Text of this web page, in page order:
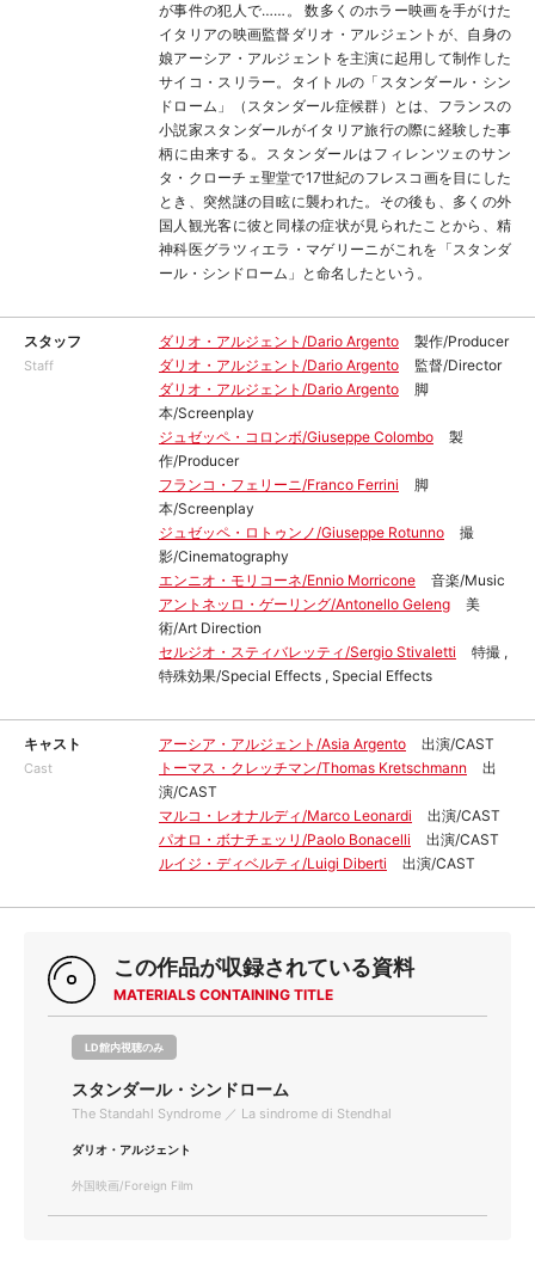
が事件の犯人で……。 数多くのホラー映画を手がけた
イタリアの映画監督ダリオ・アルジェントが、自身の
娘アーシア・アルジェントを主演に起用して制作した
サイコ・スリラー。タイトルの「スタンダール・シン
ドローム」（スタンダール症候群）とは、フランスの
小説家スタンダールがイタリア旅行の際に経験した事
柄に由来する。スタンダールはフィレンツェのサン
タ・クローチェ聖堂で17世紀のフレスコ画を目にした
とき、突然謎の目眩に襲われた。その後も、多くの外
国人観光客に彼と同様の症状が見られたことから、精
神科医グラツィエラ・マゲリーニがこれを「スタンダ
ール・シンドローム」と命名したという。
スタッフ
Staff
ダリオ・アルジェント/Dario Argento
製作/Producer
ダリオ・アルジェント/Dario Argento
監督/Director
ダリオ・アルジェント/Dario Argento
脚
本/Screenplay
ジュゼッペ・コロンボ/Giuseppe Colombo
製
作/Producer
フランコ・フェリーニ/Franco Ferrini
脚
本/Screenplay
ジュゼッペ・ロトゥンノ/Giuseppe Rotunno
撮
影/Cinematography
エンニオ・モリコーネ/Ennio Morricone
音楽/Music
アントネッロ・ゲーリング/Antonello Geleng
美
術/Art Direction
セルジオ・スティバレッティ/Sergio Stivaletti
特撮 ,
特殊効果/Special Effects , Special Effects
キャスト
Cast
アーシア・アルジェント/Asia Argento
出演/CAST
トーマス・クレッチマン/Thomas Kretschmann
出
演/CAST
マルコ・レオナルディ/Marco Leonardi
出演/CAST
パオロ・ボナチェッリ/Paolo Bonacelli
出演/CAST
ルイジ・ディベルティ/Luigi Diberti
出演/CAST
この作品が収録されている資料
MATERIALS CONTAINING TITLE
LD館内視聴のみ
スタンダール・シンドローム
The Standahl Syndrome ／ La sindrome di Stendhal
ダリオ・アルジェント
外国映画/Foreign Film